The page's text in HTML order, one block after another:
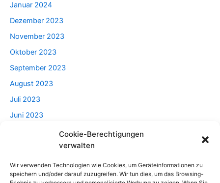
Cookie-Berechtigungen
verwalten
Wir verwenden Technologien wie Cookies, um Geräteinformationen zu
speichern und/oder darauf zuzugreifen. Wir tun dies, um das Browsing-
Januar 2024
Dezember 2023
November 2023
Oktober 2023
September 2023
August 2023
Juli 2023
Juni 2023